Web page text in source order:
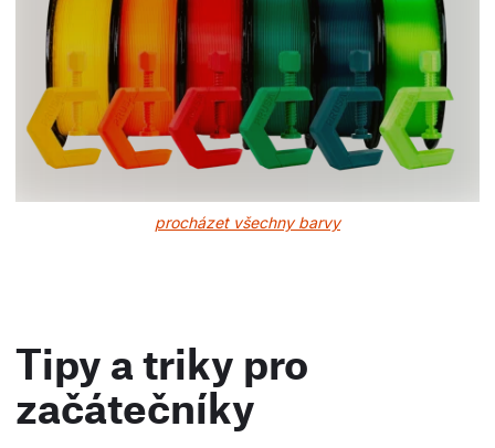
procházet všechny barvy
Tipy a triky pro
začátečníky